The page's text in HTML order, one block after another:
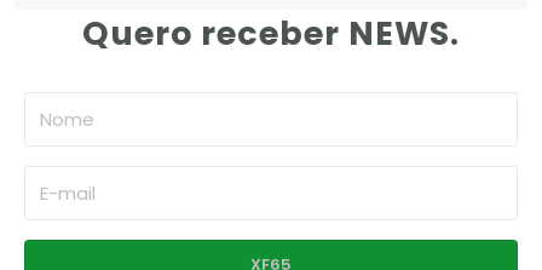
Quero receber NEWS.